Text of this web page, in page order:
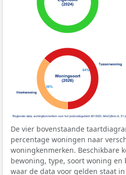
De vier bovenstaande
percentage woningen naar
woningkenmerken. Beschikbare
bewoning, type, soort woning en
waar de data voor gelden staat